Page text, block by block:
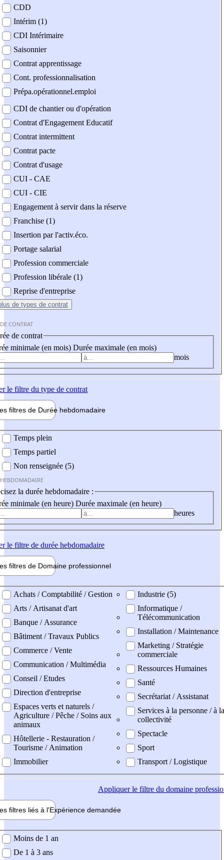
CDD
Intérim (1)
CDI Intérimaire
Saisonnier
Contrat apprentissage
Cont. professionnalisation
Prépa.opérationnel.emploi
CDI de chantier ou d'opération
Contrat d'Engagement Educatif
Contrat intermittent
Contrat pacte
Contrat d'usage
CUI - CAE
CUI - CIE
Engagement à servir dans la réserve
Franchise (1)
Insertion par l'activ.éco.
Portage salarial
Profession commerciale
Profession libérale (1)
Reprise d'entreprise
de types de contrat
CONTRAT
de contrat
minimale (en mois) Durée maximale (en mois)
mois
le filtre du type de contrat
filtres de Durée hebdomadaire
Temps plein
Temps partiel
Non renseignée (5)
la durée hebdomadaire :
minimale (en heure) Durée maximale (en heure)
heures
le filtre de durée hebdomadaire
filtres de Domaine professionnel
professionel
Achats / Comptabilité / Gestion
Arts / Artisanat d'art
Banque / Assurance
Bâtiment / Travaux Publics
Commerce / Vente
Communication / Multimédia
Conseil / Etudes
Direction d'entreprise
Espaces verts et naturels /
Agriculture / Pêche / Soins aux
animaux
Hôtellerie - Restauration /
Tourisme / Animation
Immobilier
Industrie (5)
Informatique /
Télécommunication
Installation / Maintenance
Marketing / Stratégie
commerciale
Ressources Humaines
Santé
Secrétariat / Assistanat
Services à la personne / à la
collectivité
Spectacle
Sport
Transport / Logistique
Appliquerle filtre du domaine
filtres liés à l'Expérience demandée
demandée
Moins de 1 an
De 1 à 3 ans